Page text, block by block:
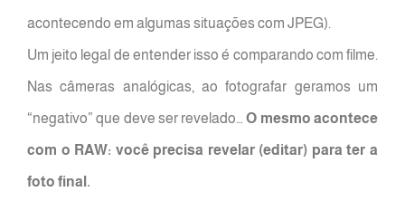
acontecendo em algumas situações com JPEG).
Um jeito legal de entender isso é comparando com filme.
Nas câmeras analógicas, ao fotografar geramos um
“negativo” que deve ser revelado…O mesmo acontece
com o RAW: você precisa revelar (editar) para ter a
foto final.